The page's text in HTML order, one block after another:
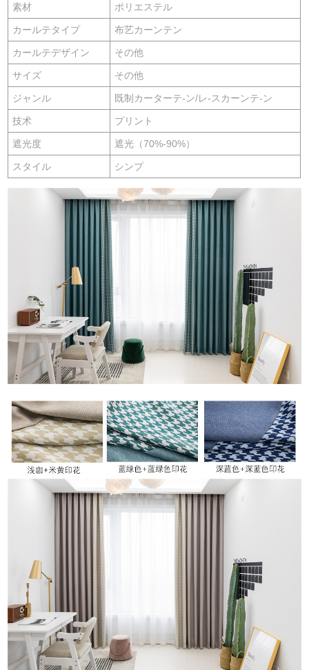
素材 ポリエステル
カールテタイプ 布艺カーンテン
カールテデザイン その他
サイズ その他
ジャンル 既制カーターテ-ン/レ-スカーンテ-ン
技术 プリント
遮光度 遮光（70%-90%）
スタイル シンプ